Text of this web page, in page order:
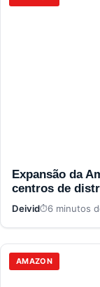
Expansão da
centros de
Deivid 6 minutos
AMAZON